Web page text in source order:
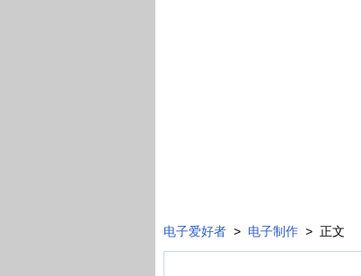
电子爱好者 > 电子制作 > 正文